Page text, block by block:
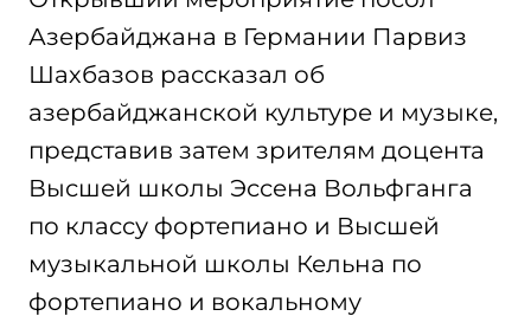
Азербайджана в Германии Парвиз
Шахбазов рассказал об
азербайджанской культуре и музыке,
представив затем зрителям доцента
Высшей школы Эссена Вольфганга
по классу фортепиано и Высшей
музыкальной школы Кельна по
фортепиано и вокальному